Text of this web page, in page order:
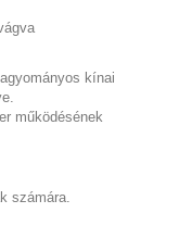
kínai
működésének
számára.